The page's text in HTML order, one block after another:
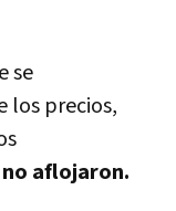
se
los precios,
aflojaron.